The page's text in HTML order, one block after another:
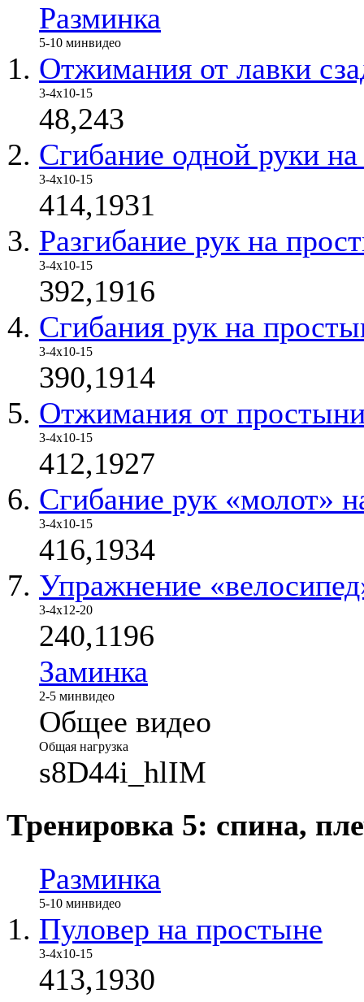
Разминка
5-10 минвидео
Отжимания от лавки
3-4х10-15
48,243
Сгибание одной руки
3-4х10-15
414,1931
Разгибание рук на
3-4х10-15
392,1916
Сгибания рук на
3-4х10-15
390,1914
Отжимания от
3-4х10-15
412,1927
Сгибание рук «молот»
3-4х10-15
416,1934
Упражнение
3-4х12-20
240,1196
Заминка
2-5 минвидео
Общее видео
Общая нагрузка
s8D44i_hlIM
Тренировка 5: спина,
Разминка
5-10 минвидео
Пуловер на простыне
3-4х10-15
413,1930